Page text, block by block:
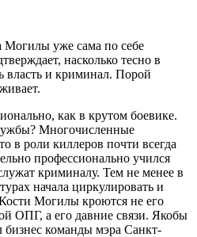
Могилы уже сама по себе
насколько тесно в
власть и криминал. Порой
как в крутом боевике.
Многочисленные
в роли киллеров почти всегда
профессионально учился
криминалу. Тем не менее в
начала циркулировать и
Могилы кроются не его
ОПГ, а его давние связи. Якобы
бизнес команды мэра Санкт-